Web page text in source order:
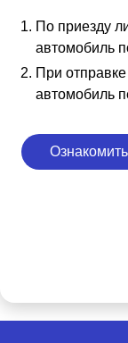
По приезду
автомобиль
При
автомобиль